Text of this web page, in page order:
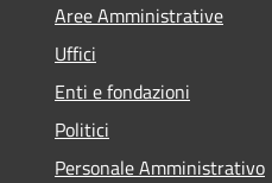
Aree Amministrative
Uffici
Enti e fondazioni
Politici
Personale Amministrativo